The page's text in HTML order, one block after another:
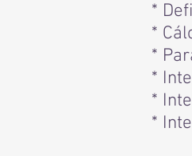
*
*
*
*
*
*